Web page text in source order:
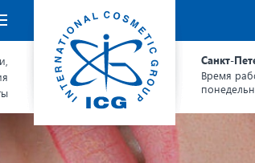
Навигация
Санкт-
Время